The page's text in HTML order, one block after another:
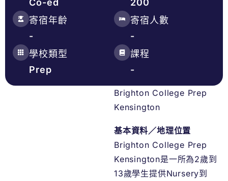
Co-ed
寄宿年齡
-
學校類型
Prep
200
寄宿人數
-
課程
-
Brighton College Prep
Kensington
基本資料／地理位置
Brighton College Prep
Kensington是一所為2歲到
13歲學生提供Nursery到